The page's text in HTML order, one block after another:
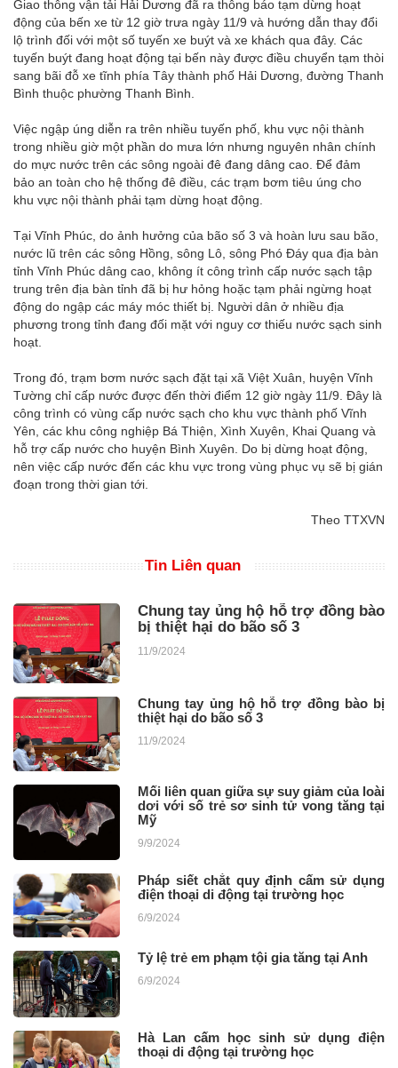
Giao thông vận tải Hải Dương đã ra thông báo tạm dừng hoạt
động của bến xe từ 12 giờ trưa ngày 11/9 và hướng dẫn thay đổi
lộ trình đối với một số tuyến xe buýt và xe khách qua đây. Các
tuyến buýt đang hoạt động tại bến này được điều chuyển tạm thòi
sang bãi đỗ xe tĩnh phía Tây thành phố Hải Dương, đường Thanh
Bình thuộc phường Thanh Bình.
Việc ngập úng diễn ra trên nhiều tuyến phố, khu vực nội thành
trong nhiều giờ một phần do mưa lớn nhưng nguyên nhân chính
do mực nước trên các sông ngoài đê đang dâng cao. Để đảm
bảo an toàn cho hệ thống đê điều, các trạm bơm tiêu úng cho
khu vực nội thành phải tạm dừng hoạt động.
Tại Vĩnh Phúc, do ảnh hưởng của bão số 3 và hoàn lưu sau bão,
nước lũ trên các sông Hồng, sông Lô, sông Phó Đáy qua địa bàn
tỉnh Vĩnh Phúc dâng cao, không ít công trình cấp nước sạch tập
trung trên địa bàn tỉnh đã bị hư hỏng hoặc tạm phải ngừng hoạt
động do ngập các máy móc thiết bị. Người dân ở nhiều địa
phương trong tỉnh đang đối mặt với nguy cơ thiếu nước sạch sinh
hoạt.
Trong đó, trạm bơm nước sạch đặt tại xã Việt Xuân, huyện Vĩnh
Tường chỉ cấp nước được đến thời điểm 12 giờ ngày 11/9. Đây là
công trình có vùng cấp nước sạch cho khu vực thành phố Vĩnh
Yên, các khu công nghiệp Bá Thiện, Xình Xuyên, Khai Quang và
hỗ trợ cấp nước cho huyện Bình Xuyên. Do bị dừng hoạt động,
nên việc cấp nước đến các khu vực trong vùng phục vụ sẽ bị gián
đoạn trong thời gian tới.
Theo TTXVN
Tin Liên quan
Chung tay ủng hộ hỗ trợ đồng bào
bị thiệt hại do bão số 3
11/9/2024
Chung tay ủng hộ hỗ trợ đồng bào bị
thiệt hại do bão số 3
11/9/2024
Mối liên quan giữa sự suy giảm của loài
dơi với số trẻ sơ sinh tử vong tăng tại
Mỹ
9/9/2024
Pháp siết chắt quy định cấm sử dụng
điện thoại di động tại trường học
6/9/2024
Tỷ lệ trẻ em phạm tội gia tăng tại Anh
6/9/2024
Hà Lan cấm học sinh sử dụng điện
thoại di động tại trường học